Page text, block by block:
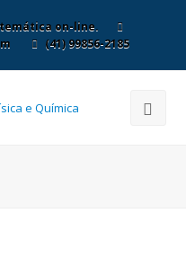
on-line.
(41) 99856-2185